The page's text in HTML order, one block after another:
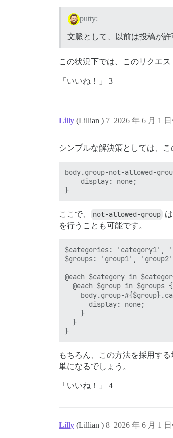
putty:
文脈として、以前は投稿が
この状況下では、このリクエ
「いいね！」 3
Lilly (Lillian ) 2026 年 6 月 1
7
シンプルな解決策としては、
body.group-not-allowed-
    display: none;
ここで、 not-allowed-group
を行うことも可能です。
$categories: 'category1',
$groups: 'group1',
@each $category in
  @each $group in $groups {
body.group-
      display: none;
    }
  }
もちろん、この方法を採用す
単になるでしょう。
「いいね！」 4
Lilly (Lillian ) 2026 年 6 月 1
8